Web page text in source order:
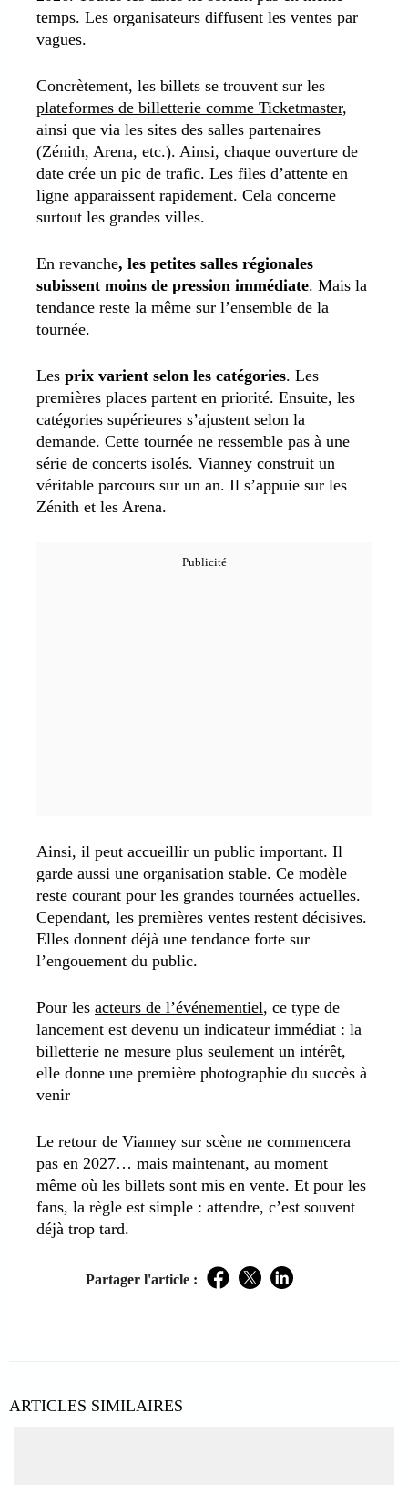
temps. Les organisateurs diffusent les ventes par
vagues.
Concrètement, les billets se trouvent sur les
plateformes de billetterie comme Ticketmaster,
ainsi que via les sites des salles partenaires
(Zénith, Arena, etc.). Ainsi, chaque ouverture de
date crée un pic de trafic. Les files d’attente en
ligne apparaissent rapidement. Cela concerne
surtout les grandes villes.
En revanche, les petites salles régionales
subissent moins de pression immédiate. Mais la
tendance reste la même sur l’ensemble de la
tournée.
Les prix varient selon les catégories. Les
premières places partent en priorité. Ensuite, les
catégories supérieures s’ajustent selon la
demande. Cette tournée ne ressemble pas à une
série de concerts isolés. Vianney construit un
véritable parcours sur un an. Il s’appuie sur les
Zénith et les Arena.
Ainsi, il peut accueillir un public important. Il
garde aussi une organisation stable. Ce modèle
reste courant pour les grandes tournées actuelles.
Cependant, les premières ventes restent décisives.
Elles donnent déjà une tendance forte sur
l’engouement du public.
Pour les acteurs de l’événementiel, ce type de
lancement est devenu un indicateur immédiat : la
billetterie ne mesure plus seulement un intérêt,
elle donne une première photographie du succès à
venir
Le retour de Vianney sur scène ne commencera
pas en 2027… mais maintenant, au moment
même où les billets sont mis en vente. Et pour les
fans, la règle est simple : attendre, c’est souvent
déjà trop tard.
Partager l'article : Facebook
TwitterLinkedIn
ARTICLES SIMILAIRES